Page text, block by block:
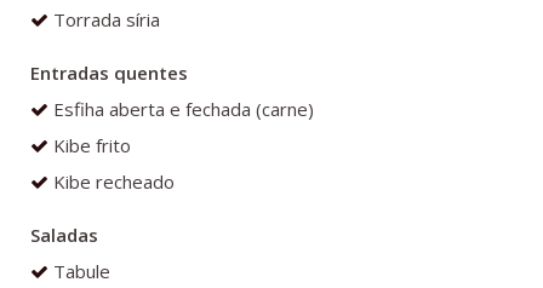
Torrada síria
Entradas quentes
Esfiha aberta e fechada (carne)
Kibe frito
Kibe recheado
Saladas
Tabule